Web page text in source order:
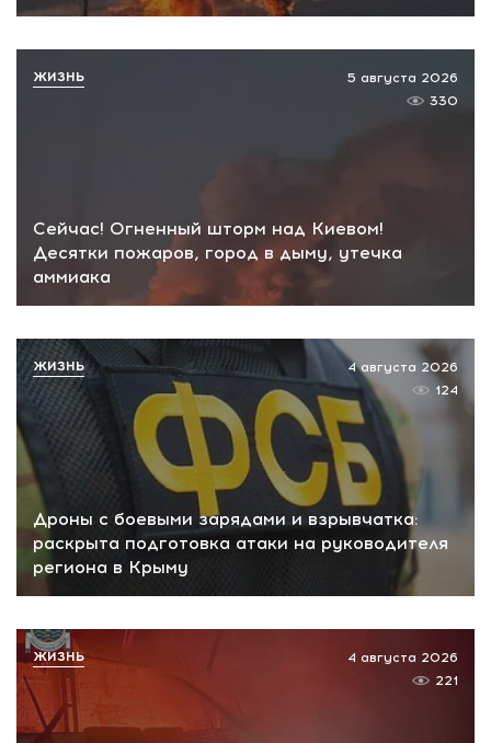
Сейчас! Огненный шторм над Киевом!
Десятки пожаров, город в дыму, утечка
аммиака
5 августа 2026
330
ЖИЗНЬ
Дроны с боевыми зарядами и взрывчатка:
раскрыта подготовка атаки на руководителя
региона в Крыму
4 августа 2026
124
ЖИЗНЬ
4 августа 2026
221
ЖИЗНЬ